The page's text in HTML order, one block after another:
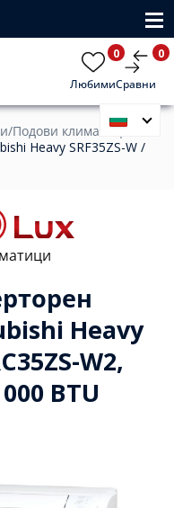
Любими
0
Сравни
0
/Подови климатици
Heavy SRF35ZS-W /
Heavy
W2,
BTU